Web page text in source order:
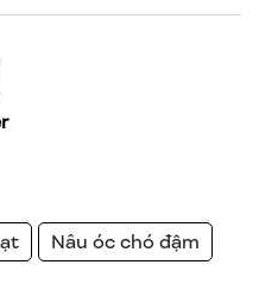
Nâu óc chó đậm